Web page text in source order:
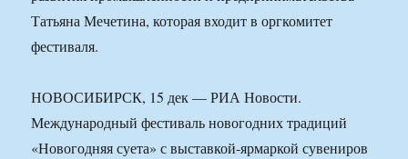
Татьяна Мечетина, которая входит в оргкомитет
фестиваля.
НОВОСИБИРСК, 15 дек — РИА Новости.
Международный фестиваль новогодних традиций
«Новогодняя суета» с выставкой-ярмаркой сувениров